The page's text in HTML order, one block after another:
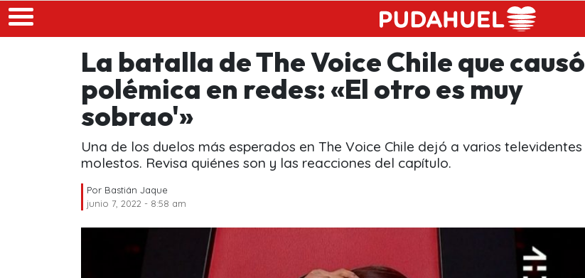
La batalla de The Voice Chile que causó
polémica en redes: «El otro es muy
sobrao'»
Una de los duelos más esperados en The Voice Chile dejó a varios televidentes
molestos. Revisa quiénes son y las reacciones del capítulo.
Por Bastián Jaque
junio 7, 2022 - 8:58 am